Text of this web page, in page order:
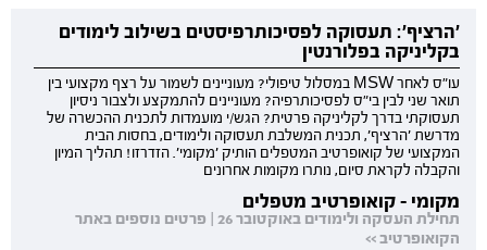
'הרציף': תעסוקה לפסיכותרפיסטים בשילוב לימודים
בקליניקה בפלורנטין
עו"ס לאחר MSW במסלול טיפולי? מעוניינים לשמור על רצף מקצועי בין
תואר שני לבין בי"ס לפסיכותרפיה? מעוניינים להתמקצע ולצבור ניסיון
תעסוקתי בדרך לקליניקה פרטית? הגש/י מועמדות לתכנית ההכשרה של
מדרשת 'הרציף', תכנית המשלבת תעסוקה ולימודים, בחסות הבית
המקצועי של קואופרטיב המטפלים הותיק 'מקומי'. הזדרזו! תהליך המיון
והקבלה לקראת סיום, נותרו מקומות אחרונים
מקומי - קואופרטיב מטפלים
תחילת העסקה ולימודים באוקטובר 26 | פרטים נוספים באתר
הקואופרטיב >>